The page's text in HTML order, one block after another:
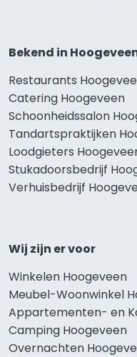
Bekend in
Restaurants
Catering Hoogeveen
Schoonheidssalon
Tandartspraktijken
Loodgieters
Stukadoorsbedrijf
Verhuisbedrijf
Wij zijn er voor
Winkelen Hoogeveen
Meubel-Woonwinkel
Appartementen- en
Camping Hoogeveen
Overnachten